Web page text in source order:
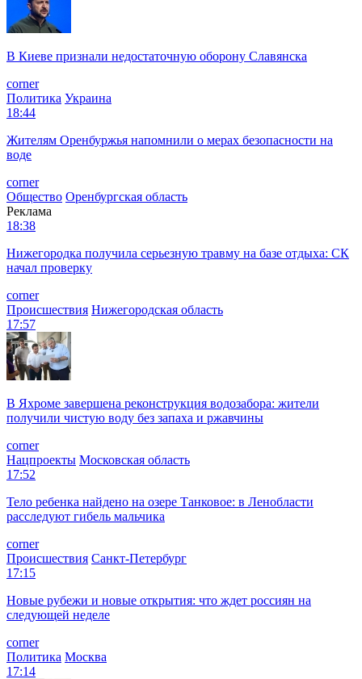
В Киеве признали недостаточную оборону Славянска
corner
Политика Украина
18:44
Жителям Оренбуржья напомнили о мерах безопасности на
воде
corner
Общество Оренбургская область
Реклама
18:38
Нижегородка получила серьезную травму на базе отдыха: СК
начал проверку
corner
Происшествия Нижегородская область
17:57
В Яхроме завершена реконструкция водозабора: жители
получили чистую воду без запаха и ржавчины
corner
Нацпроекты Московская область
17:52
Тело ребенка найдено на озере Танковое: в Ленобласти
расследуют гибель мальчика
corner
Происшествия Санкт-Петербург
17:15
Новые рубежи и новые открытия: что ждет россиян на
следующей неделе
corner
Политика Москва
17:14